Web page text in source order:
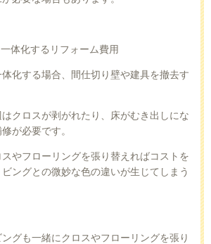
体化するリフォーム費用
化する場合、間仕切り壁や建具を撤去す
クロスが剥がれたり、床がむき出しにな
が必要です。
やフローリングを張り替えればコストを
ングとの微妙な色の違いが生じてしまう
グも一緒にクロスやフローリングを張り